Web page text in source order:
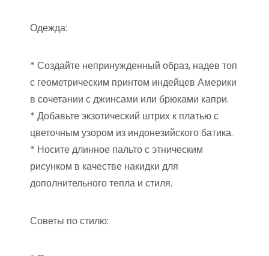
Одежда:
* Создайте непринужденный образ, надев топ
с геометрическим принтом индейцев Америки
в сочетании с джинсами или брюками капри.
* Добавьте экзотический штрих к платью с
цветочным узором из индонезийского батика.
* Носите длинное пальто с этническим
рисунком в качестве накидки для
дополнительного тепла и стиля.
Советы по стилю: